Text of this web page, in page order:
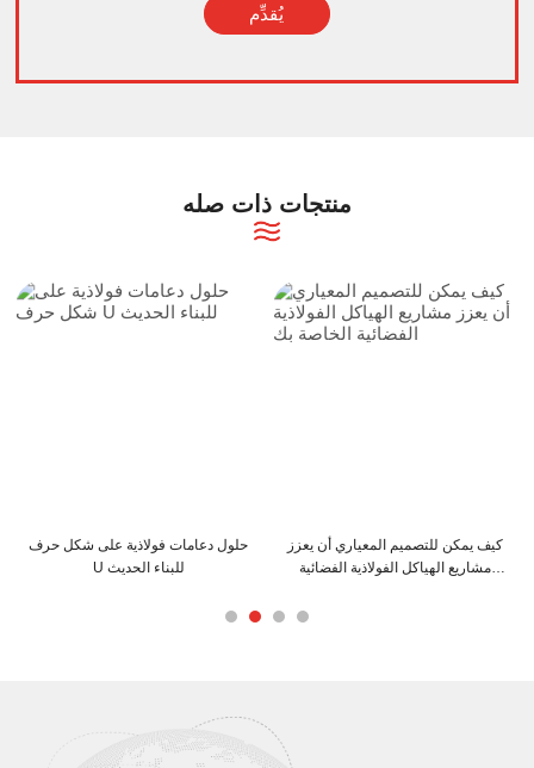
يُقدِّم
منتجات ذات صله
كيف يمكن للتصميم
مشاريع الهياكل الفولاذية
كيف يمكن لعوارض C و Z أن تعزز
هيكل المبنى الخاص بك
من